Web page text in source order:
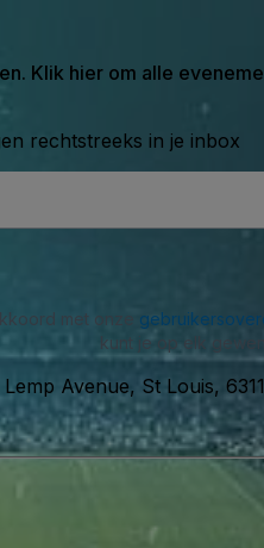
Klik hier om alle
rechtstreeks in je inbox
met onze
kunt je op elk
Avenue, St Louis,